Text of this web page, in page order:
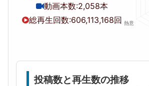
動画本数:2,058本
総再生回数:606,113,168回
投稿数と再生数の推移